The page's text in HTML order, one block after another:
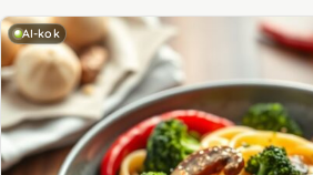
AI-kok